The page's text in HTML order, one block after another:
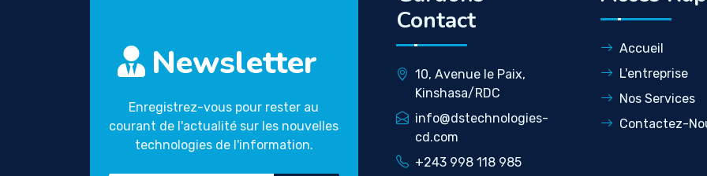
Newsletter
Enregistrez-vous pour rester au
courant de l'actualité sur les nouvelles
technologies de l'information.
Contact
10, Avenue le Paix,
Kinshasa/RDC
info@dstechnologies-
cd.com
+243 998 118 985
Accueil
L'entreprise
Nos Services
Contactez-